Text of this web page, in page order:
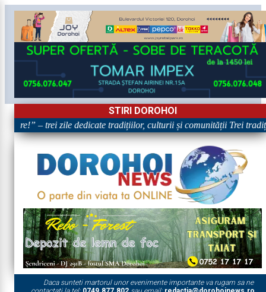
STIRI DOROHOI
– trei zile dedicate tradițiilor, culturii și comunității Trei
Daca sunteti martorul unor evenimente importante va rugam sa ne